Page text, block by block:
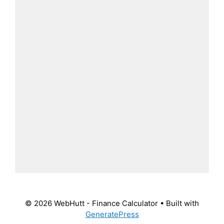
© 2026 WebHutt - Finance Calculator • Built with
GeneratePress